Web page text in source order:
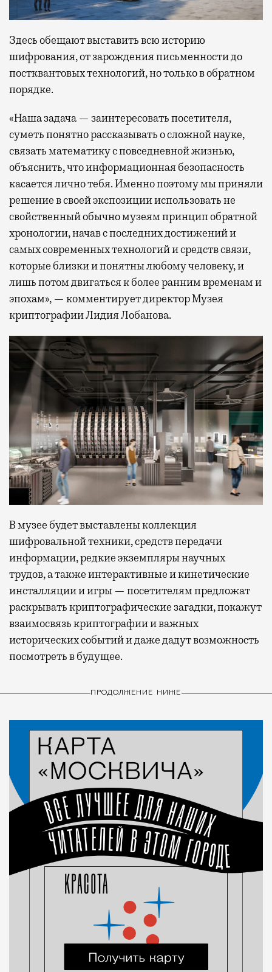
Здесь обещают выставить всю историю
шифрования, от зарождения письменности до
постквантовых технологий, но только в обратном
порядке.
«Наша задача — заинтересовать посетителя,
суметь понятно рассказывать о сложной науке,
связать математику с повседневной жизнью,
объяснить, что информационная безопасность
касается лично тебя. Именно поэтому мы приняли
решение в своей экспозиции использовать не
свойственный обычно музеям принцип обратной
хронологии, начав с последних достижений и
самых современных технологий и средств связи,
которые близки и понятны любому человеку, и
лишь потом двигаться к более ранним временам и
эпохам», — комментирует директор Музея
криптографии Лидия Лобанова.
В музее будет выставлены коллекция
шифровальной техники, средств передачи
информации, редкие экземпляры научных
трудов, а также интерактивные и кинетические
инсталляции и игры — посетителям предложат
раскрывать криптографические загадки, покажут
взаимосвязь криптографии и важных
исторических событий и даже дадут возможность
посмотреть в будущее.
ПРОДОЛЖЕНИЕ НИЖЕ